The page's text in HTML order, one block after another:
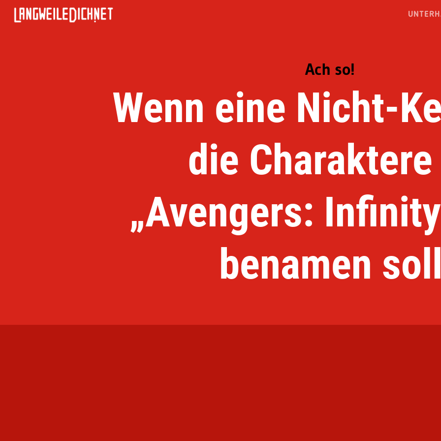
Ach so!
Wenn eine Nicht-
die
„Avengers:
benamen